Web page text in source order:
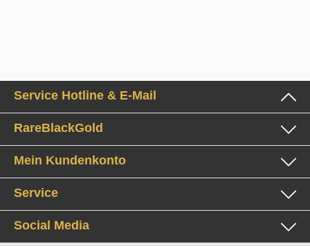
Service Hotline & E-Mail
RareBlackGold
Mein Kundenkonto
Service
Social Media